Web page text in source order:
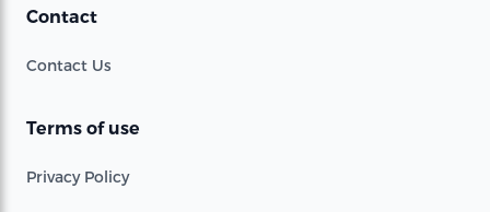
Contact
Contact Us
Terms of use
Privacy Policy